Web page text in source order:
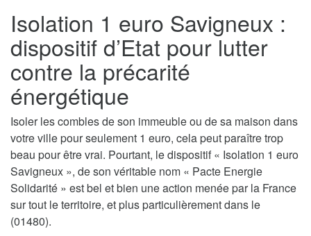
Isolation 1 euro Savigneux :
dispositif d’Etat pour lutter
contre la précarité
énergétique
Isoler les combles de son immeuble ou de sa maison dans
votre ville pour seulement 1 euro, cela peut paraître trop
beau pour être vrai. Pourtant, le dispositif « Isolation 1 euro
Savigneux », de son véritable nom « Pacte Energie
Solidarité » est bel et bien une action menée par la France
sur tout le territoire, et plus particulièrement dans le
(01480).